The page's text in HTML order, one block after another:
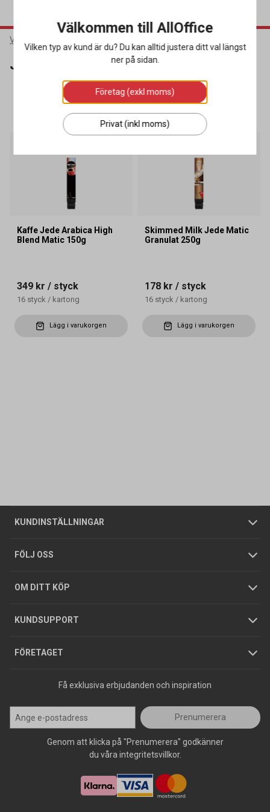
Varumärken
JEDE
SORTERA
2 produkter
Kaffe Jede Arabica High
Blend Matic 150g
349 kr / styck
16 styck / kartong
Lägg i varukorgen
Skimmed Milk Jede Matic
Granulat 250g
178 kr / styck
16 styck / kartong
Lägg i varukorgen
KUNDINSTÄLLNINGAR
Företagskund / Privatkund
FÖLJ OSS
OM DITT KÖP
Allmänna försäljningsvillkor
Integritetspolicy
GDPR
KUNDSUPPORT
Butiker
Foldrar och kataloger
Köpguider
Varumärken
FÖRETAGET
Om oss
Tjänster
Hållbarhet
Jobba hos oss
Press
Få exklusiva erbjudanden och inspiration
Prenumerera
Genom att klicka på "Prenumerera" godkänner
du våra integritetsvillkor.
Välkommen till AllOffice
Vilken typ av kund är du? Du kan alltid justera ditt val längst
ner på sidan.
Företag (exkl moms)
Privat (inkl moms)